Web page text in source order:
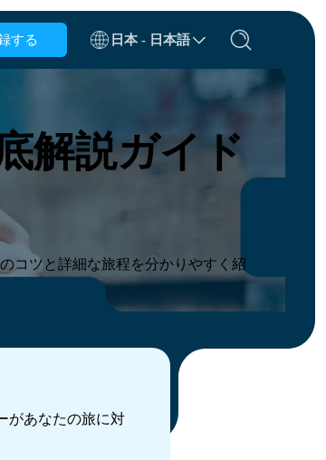
する 日本 - 日本語
ー
中国
ニア
解説ガイド
コツと詳細な旅程を分かりやすく紹
があなたの旅に対